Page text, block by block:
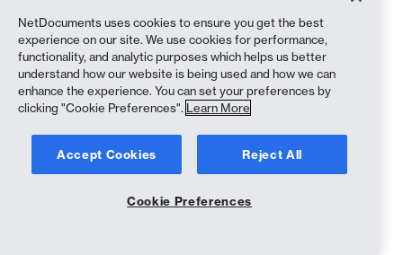
Conditions d'utilisation
Politique de confidentialité
Politique de confidentialité (résidents de Californie)
Déclaration contre l'esclavage
Politique en matière de cookies
NetDocuments uses cookies to ensure you get the best
experience on our site. We use cookies for performance,
functionality, and analytic purposes which helps us better
understand how our website is being used and how we can
enhance the experience. You can set your preferences by
clicking "Cookie Preferences". Learn More
Accept Cookies Reject All
Cookie Preferences